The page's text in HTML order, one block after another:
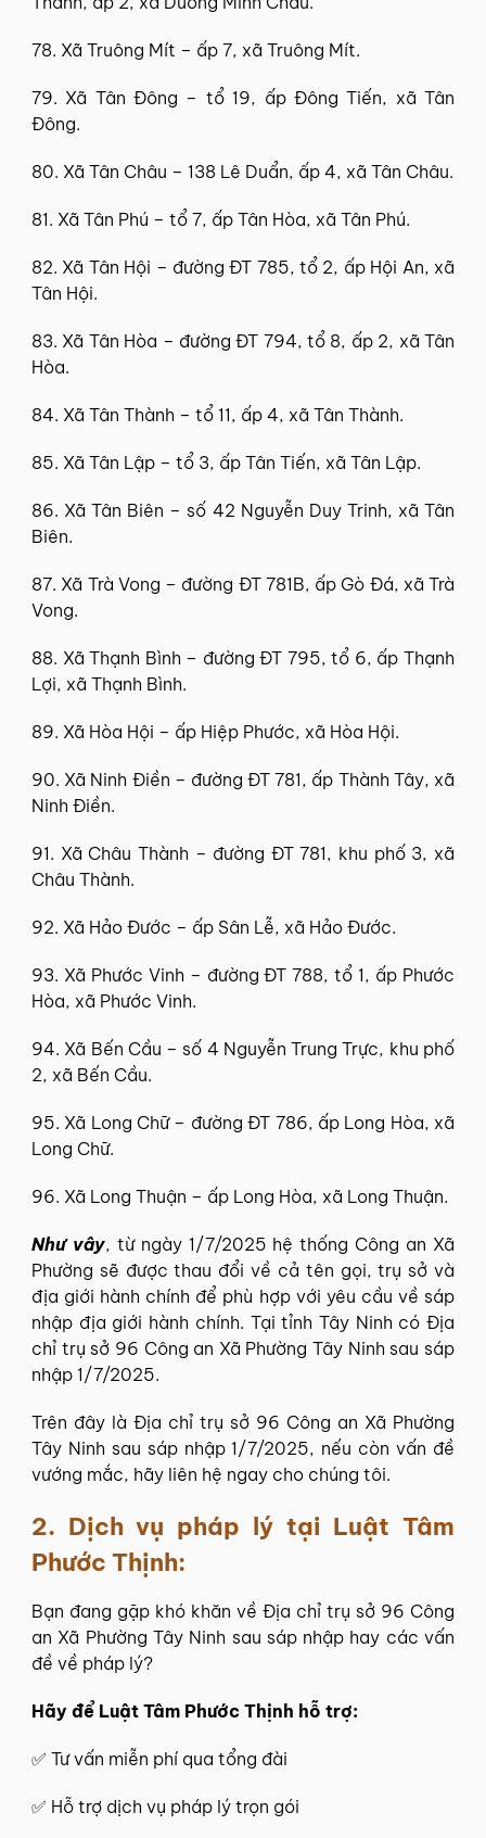
78. Xã Truông Mít – ấp 7, xã Truông Mít.
79. Xã Tân Đông – tổ 19, ấp Đông Tiến, xã Tân
Đông.
80. Xã Tân Châu – 138 Lê Duẩn, ấp 4, xã Tân Châu.
81. Xã Tân Phú – tổ 7, ấp Tân Hòa, xã Tân Phú.
82. Xã Tân Hội – đường ĐT 785, tổ 2, ấp Hội An, xã
Tân Hội.
83. Xã Tân Hòa – đường ĐT 794, tổ 8, ấp 2, xã Tân
Hòa.
84. Xã Tân Thành – tổ 11, ấp 4, xã Tân Thành.
85. Xã Tân Lập – tổ 3, ấp Tân Tiến, xã Tân Lập.
86. Xã Tân Biên – số 42 Nguyễn Duy Trinh, xã Tân
Biên.
87. Xã Trà Vong – đường ĐT 781B, ấp Gò Đá, xã Trà
Vong.
88. Xã Thạnh Bình – đường ĐT 795, tổ 6, ấp Thạnh
Lợi, xã Thạnh Bình.
89. Xã Hòa Hội – ấp Hiệp Phước, xã Hòa Hội.
90. Xã Ninh Điền – đường ĐT 781, ấp Thành Tây, xã
Ninh Điền.
91. Xã Châu Thành – đường ĐT 781, khu phố 3, xã
Châu Thành.
92. Xã Hảo Đước – ấp Sân Lễ, xã Hảo Đước.
93. Xã Phước Vinh – đường ĐT 788, tổ 1, ấp Phước
Hòa, xã Phước Vinh.
94. Xã Bến Cầu – số 4 Nguyễn Trung Trực, khu phố
2, xã Bến Cầu.
95. Xã Long Chữ – đường ĐT 786, ấp Long Hòa, xã
Long Chữ.
96. Xã Long Thuận – ấp Long Hòa, xã Long Thuận.
Như vây, từ ngày 1/7/2025 hệ thống Công an Xã
Phường sẽ được thau đổi về cả tên gọi, trụ sở và
địa giới hành chính để phù hợp với yêu cầu về sáp
nhập địa giới hành chính. Tại tỉnh Tây Ninh có Địa
chỉ trụ sở 96 Công an Xã Phường Tây Ninh sau sáp
nhập 1/7/2025.
Trên đây là Địa chỉ trụ sở 96 Công an Xã Phường
Tây Ninh sau sáp nhập 1/7/2025, nếu còn vấn đề
vướng mắc, hãy liên hệ ngay cho chúng tôi.
2. Dịch vụ pháp lý tại Luật Tâm
Phước Thịnh:
Bạn đang gặp khó khăn về Địa chỉ trụ sở 96 Công
an Xã Phường Tây Ninh sau sáp nhập hay các vấn
đề về pháp lý?
Hãy để Luật Tâm Phước Thịnh hỗ trợ:
✅ Tư vấn miễn phí qua tổng đài
✅ Hỗ trợ dịch vụ pháp lý trọn gói